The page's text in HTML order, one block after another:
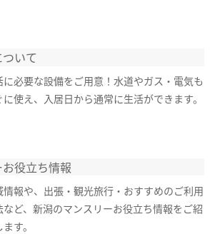
いて
に必要な設備をご用意！水道やガス・電気も
に使え、入居日から通常に生活ができます。
役立ち情報
情報や、出張・観光旅行・おすすめのご利用
など、新潟のマンスリーお役立ち情報をご紹
す。